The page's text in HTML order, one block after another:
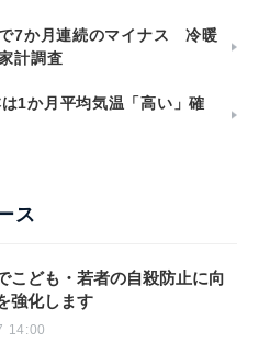
7か月連続のマイナス 冷暖
計調査
1か月平均気温「高い」確
ス
こども・若者の自殺防止に向
強化します
14:00